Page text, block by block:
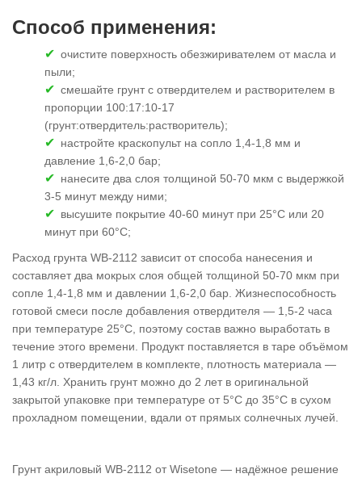
Способ применения:
очистите поверхность обезжиривателем от масла и
пыли;
смешайте грунт с отвердителем и растворителем в
пропорции 100:17:10-17
(грунт:отвердитель:растворитель);
настройте краскопульт на сопло 1,4-1,8 мм и
давление 1,6-2,0 бар;
нанесите два слоя толщиной 50-70 мкм с выдержкой
3-5 минут между ними;
высушите покрытие 40-60 минут при 25°C или 20
минут при 60°C;
Расход грунта WB-2112 зависит от способа нанесения и
составляет два мокрых слоя общей толщиной 50-70 мкм при
сопле 1,4-1,8 мм и давлении 1,6-2,0 бар. Жизнеспособность
готовой смеси после добавления отвердителя — 1,5-2 часа
при температуре 25°C, поэтому состав важно выработать в
течение этого времени. Продукт поставляется в таре объёмом
1 литр с отвердителем в комплекте, плотность материала —
1,43 кг/л. Хранить грунт можно до 2 лет в оригинальной
закрытой упаковке при температуре от 5°C до 35°C в сухом
прохладном помещении, вдали от прямых солнечных лучей.
Грунт акриловый WB-2112 от Wisetone — надёжное решение